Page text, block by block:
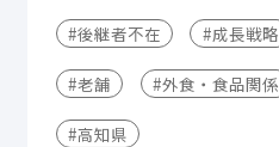
#後継者不在 #成長戦略
#老舗 #外食・食品関係
#高知県